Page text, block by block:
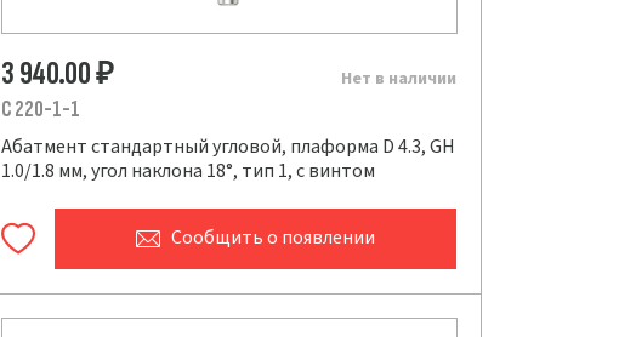
Нет в наличии
3 940.00₽
C 220-1-1
Абатмент стандартный угловой, плаформа D 4.3, GH
1.0/1.8 мм, угол наклона 18°, тип 1, с винтом
Сообщитьо появлении